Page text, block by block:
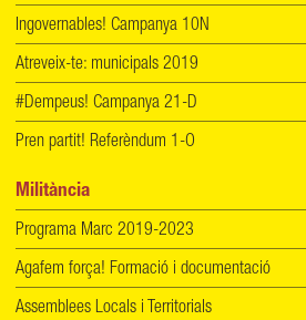
Ingovernables! Campanya 10N
Atreveix-te: municipals 2019
#Dempeus! Campanya 21-D
Pren partit! Referèndum 1-O
Militància
Programa Marc 2019-2023
Agafem força! Formació i documentació
Assemblees Locals i Territorials